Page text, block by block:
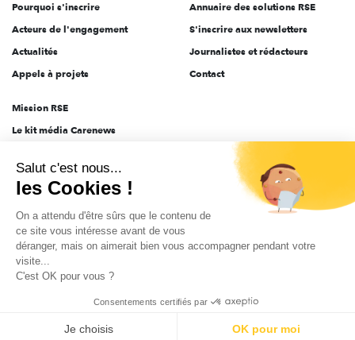
Pourquoi s'inscrire
Acteurs de l'engagement
Actualités
Appels à projets
Annuaire des solutions RSE
S'inscrire aux newsletters
Journalistes et rédacteurs
Contact
Mission RSE
Le kit média Carenews
AEF info
Novethic
PRODURABLE
Inclusiv Day
Données personnelles Mentions légales 2025-2026 Tout droits réservés
Salut c'est nous...
les Cookies !
On a attendu d'être sûrs que le contenu de
ce site vous intéresse avant de vous
déranger, mais on aimerait bien vous accompagner pendant votre
visite...
C'est OK pour vous ?
Consentements certifiés par
Je choisis OK pour moi